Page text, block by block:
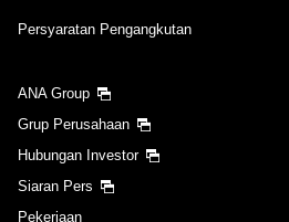
Persyaratan Pengangkutan
ANA Group
Grup Perusahaan
Hubungan Investor
Siaran Pers
Pekerjaan